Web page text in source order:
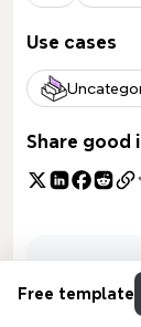
Use cases
Share good
Free template